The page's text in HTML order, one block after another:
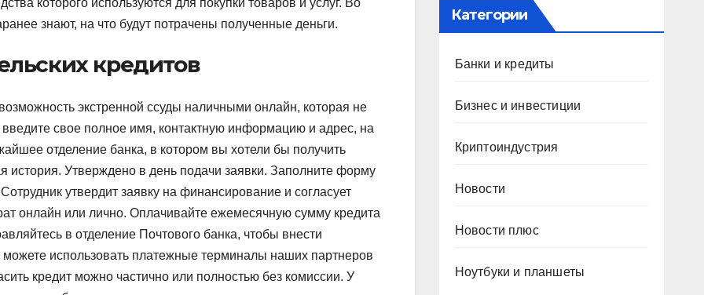
которого используются для покупки товаров и услуг. Во
знают, на что будут потрачены полученные деньги.
кредитов
экстренной ссуды наличными онлайн, которая не
введите свое полное имя, контактную информацию и адрес, на
отделение банка, в котором вы хотели бы получить
история. Утверждено в день подачи заявки. Заполните форму
утвердит заявку на финансирование и согласует
онлайн или лично. Оплачивайте ежемесячную сумму кредита
в отделение Почтового банка, чтобы внести
использовать платежные терминалы наших партнеров
кредит можно частично или полностью без комиссии. У
Категории
Банки и кредиты
Бизнес и инвестиции
Криптоиндустрия
Новости
Новости плюс
Ноутбуки и планшеты